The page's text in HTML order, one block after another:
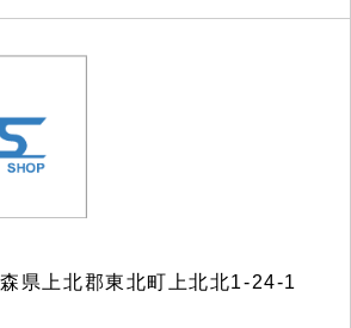
県上北郡東北町上北北1-24-1